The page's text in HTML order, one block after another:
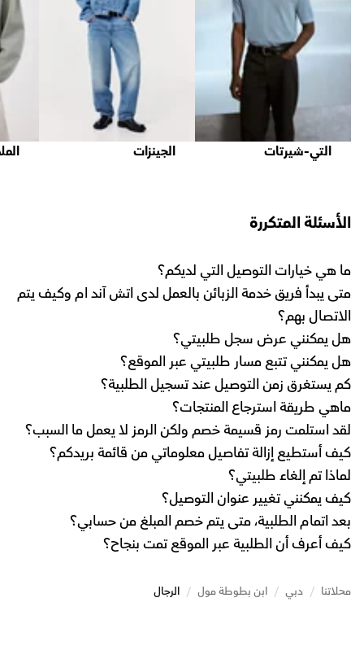
التي-شيرتات الجينزات
الأسئلة المتكررة
ما هي خيارات التوصيل التي لديكم؟
متى يبدأ فريق خدمة الزبائن بالعمل لدى اتش آند ام وكيف يتم
الاتصال بهم؟
هل يمكنني عرض سجل طلبيتي؟
هل يمكنني تتبع مسار طلبيتي عبر الموقع؟
كم يستغرق زمن التوصيل عند تسجيل الطلبية؟
ماهي طريقة استرجاع المنتجات؟
لقد استلمت رمز قسيمة خصم ولكن الرمز لا يعمل ما السبب؟
كيف أستطيع إزالة تفاصيل معلوماتي من قائمة بريدكم؟
لماذا تم إلغاء طلبيتي؟
كيف يمكنني تغيير عنوان التوصيل؟
بعد اتمام الطلبية، متى يتم خصم المبلغ من حسابي؟
كيف أعرف أن الطلبية عبر الموقع تمت بنجاح؟
محلاتنا / دبي / ابن بطوطة مول / الرجال